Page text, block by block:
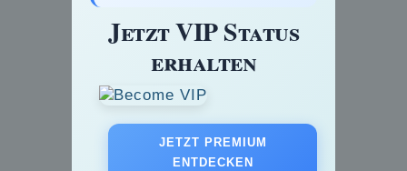
Jetzt VIP Status
erhalten
JETZT PREMIUM
ENTDECKEN